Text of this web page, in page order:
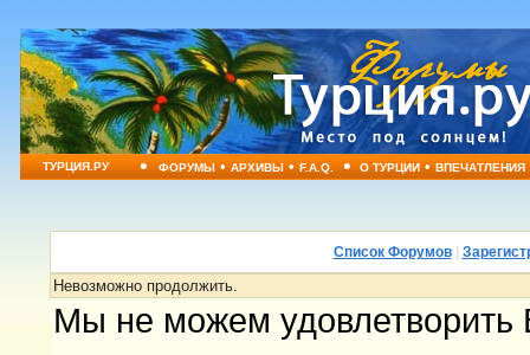
ТУРЦИЯ.РУ • ФОРУМЫ•АРХИВЫ•F.A.Q. • О ТУРЦИИ•ВПЕЧАТЛЕНИЯ
Список Форумов|
Невозможно продолжить.
Мы не можем удовлетворить